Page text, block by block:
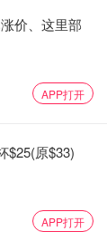
价、这里部
APP打开
$25(原$33)
APP打开